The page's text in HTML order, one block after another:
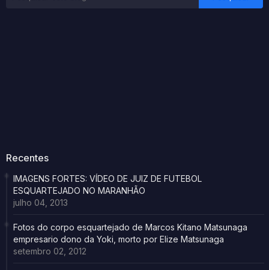
Recentes
IMAGENS FORTES: VÍDEO DE JUIZ DE FUTEBOL
ESQUARTEJADO NO MARANHÃO
julho 04, 2013
Fotos do corpo esquartejado de Marcos Kitano Matsunaga
empresario dono da Yoki, morto por Elize Matsunaga
setembro 02, 2012